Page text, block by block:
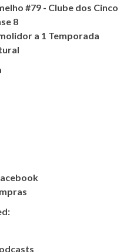
#79 - Clube dos Cinco
8
a 1 Temporada